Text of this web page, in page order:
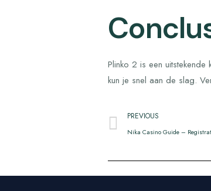
Plinko 2 is een
kun je snel aan de slag.
PREVIOUS
Nika Casino Guide –